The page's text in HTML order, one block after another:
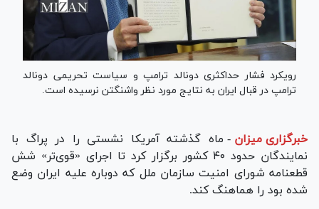
رویکرد فشار حداکثری دونالد ترامپ و سیاست تحریمی دونالد
ترامپ در قبال ایران به نتایج مورد نظر واشنگتن نرسیده است.
خبرگزاری میزان - ماه گذشته آمریکا نشستی را در پراگ با
نمایندگان حدود ۴۰ کشور برگزار کرد تا اجرای «قوی‌تر» شش
قطعنامه شورای امنیت سازمان ملل که دوباره علیه ایران وضع
شده بود را هماهنگ کند.